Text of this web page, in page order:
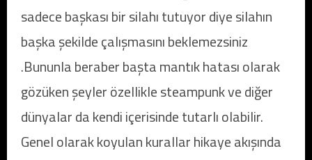
sadece başkası bir silahı tutuyor diye silahın
başka şekilde çalışmasını beklemezsiniz
.Bununla beraber başta mantık hatası olarak
gözüken şeyler özellikle steampunk ve diğer
dünyalar da kendi içerisinde tutarlı olabilir.
Genel olarak koyulan kurallar hikaye akışında